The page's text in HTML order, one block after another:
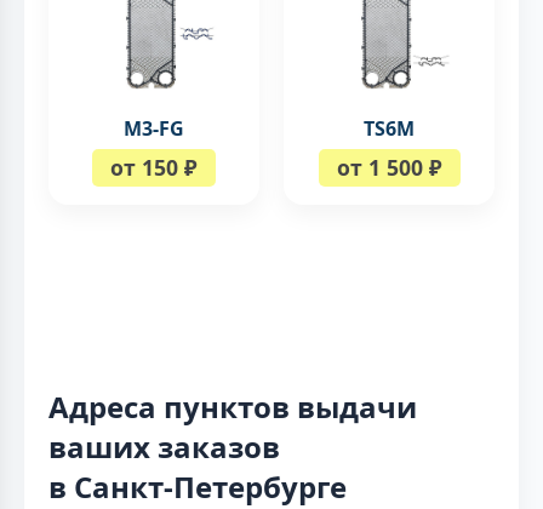
M3-FG
от 150 ₽
TS6M
от 1 500 ₽
Адреса пунктов выдачи
ваших заказов
в Санкт-Петербурге